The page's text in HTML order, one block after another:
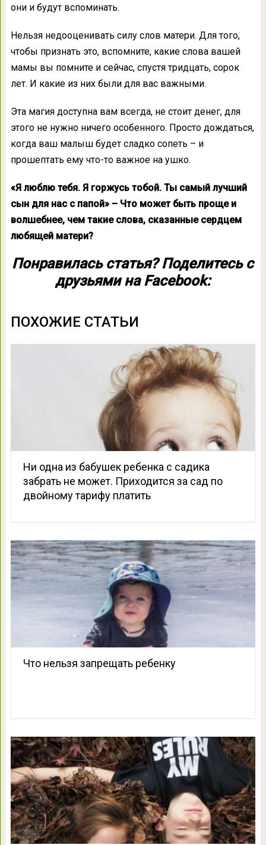
они и будут вспоминать.
Нельзя недооценивать силу слов матери. Для того,
чтобы признать это, вспомните, какие слова вашей
мамы вы помните и сейчас, спустя тридцать, сорок
лет. И какие из них были для вас важными.
Эта магия доступна вам всегда, не стоит денег, для
этого не нужно ничего особенного. Просто дождаться,
когда ваш малыш будет сладко сопеть – и
прошептать ему что-то важное на ушко.
«Я люблю тебя. Я горжусь тобой. Ты самый лучший
сын для нас с папой» – Что может быть проще и
волшебнее, чем такие слова, сказанные сердцем
любящей матери?
Понравилась статья? Поделитесь с
друзьями на Facebook:
ПОХОЖИЕ СТАТЬИ
Ни одна из бабушек ребенка с садика
забрать не может. Приходится за сад по
двойному тарифу платить
Что нельзя запрещать ребенку